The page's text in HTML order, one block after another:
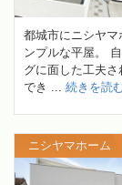
都城市にニシヤ
ンプルな平屋。
グに面した工夫
でき ... 続きを読
ニシヤマホーム